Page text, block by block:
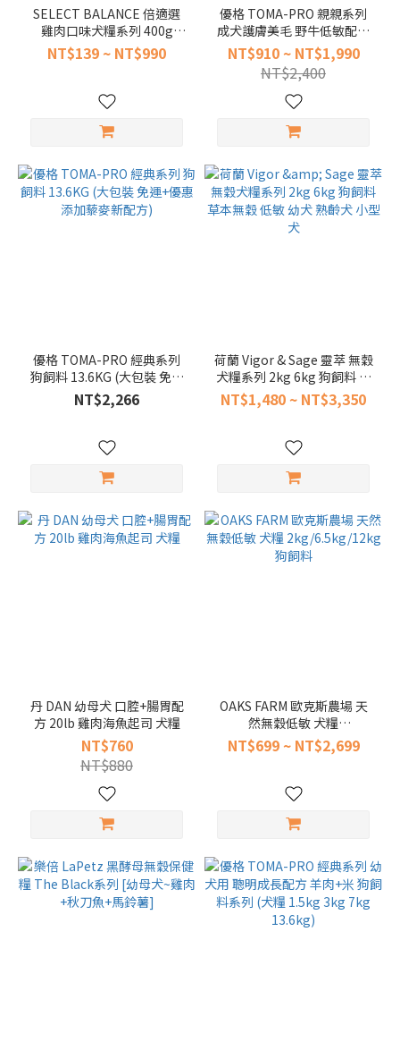
SELECT BALANCE 倍適選
雞肉口味犬糧系列 400g
1.6kg (日本超熱銷 狗飼料)
NT$139 ~ NT$990
優格 TOMA-PRO 親親系列
成犬護膚美毛 野牛低敏配方
5磅 14磅 狗飼料
NT$910 ~ NT$1,990
NT$2,400
優格 TOMA-PRO 經典系列
狗飼料 13.6KG (大包裝 免運
+優惠 添加藜麥新配方)
NT$2,266
荷蘭 Vigor & Sage 靈萃 無穀
犬糧系列 2kg 6kg 狗飼料 草
本無穀 低敏 幼犬 熟齡犬 小
型犬
NT$1,480 ~ NT$3,350
丹 DAN 幼母犬 口腔+腸胃配
方 20lb 雞肉海魚起司 犬糧
NT$760
NT$880
OAKS FARM 歐克斯農場 天
然無穀低敏 犬糧
2kg/6.5kg/12kg 狗飼料
NT$699 ~ NT$2,699